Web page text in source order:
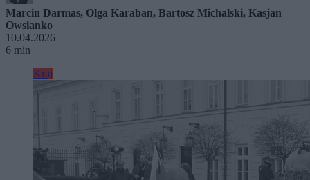
Marcin Darmas, Olga Karaban, Bartosz Michalski, Kasjan
Owsianko
10.04.2026
6 min
Kraj